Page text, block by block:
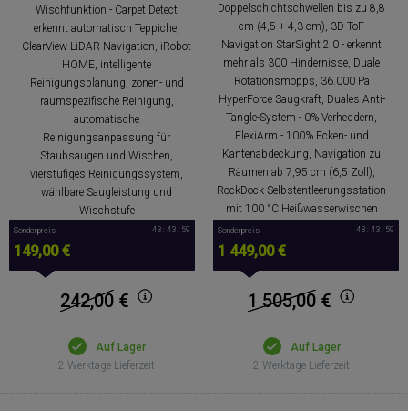
Wischfunktion - Carpet Detect
erkennt automatisch Teppiche,
ClearView LiDAR-Navigation, iRobot
HOME, intelligente
Reinigungsplanung, zonen- und
raumspezifische Reinigung,
automatische
Reinigungsanpassung für
Staubsaugen und Wischen,
vierstufiges Reinigungssystem,
wählbare Saugleistung und
Wischstufe
Sonderpreis
149,00 €
43 : 43 : 58
242,00 €
Auf Lager
2 Werktage Lieferzeit
Doppelschichtschwellen bis zu 8,8
cm (4,5 + 4,3 cm), 3D ToF
Navigation StarSight 2.0 - erkennt
mehr als 300 Hindernisse, Duale
Rotationsmopps, 36.000 Pa
HyperForce Saugkraft, Duales Anti-
Tangle-System - 0% Verheddern,
FlexiArm - 100% Ecken- und
Kantenabdeckung, Navigation zu
Räumen ab 7,95 cm (6,5 Zoll),
RockDock Selbstentleerungsstation
mit 100 °C Heißwasserwischen
Sonderpreis
1 449,00 €
43 : 43 : 58
1 505,00 €
Auf Lager
2 Werktage Lieferzeit